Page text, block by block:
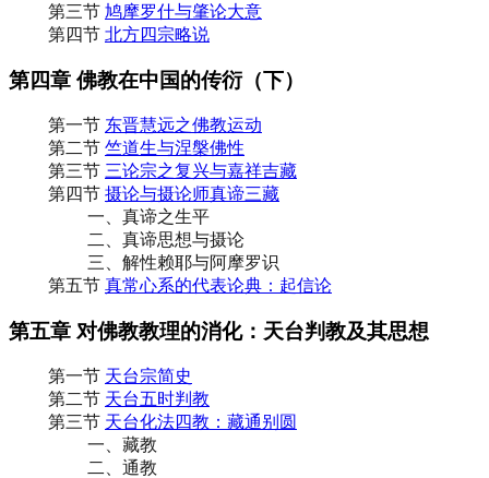
第三节 鸠摩罗什与肇论大意
第四节 北方四宗略说
第四章 佛教在中国的传衍（下）
第一节 东晋慧远之佛教运动
第二节 竺道生与涅槃佛性
第三节 三论宗之复兴与嘉祥吉藏
第四节 摄论与摄论师真谛三藏
一、真谛之生平
二、真谛思想与摄论
三、解性赖耶与阿摩罗识
第五节 真常心系的代表论典：起信论
第五章 对佛教教理的消化：天台判教及其思想
第一节 天台宗简史
第二节 天台五时判教
第三节 天台化法四教：藏通别圆
一、藏教
二、通教